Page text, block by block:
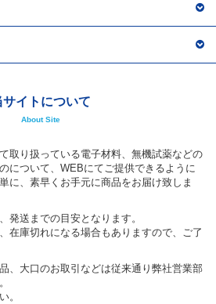
サイトについて
About Site
取り扱っている電子材料、無機試薬などの
について、WEBにてご提供できるように
に、素早くお手元に商品をお届け致しま
発送までの目安となります。
在庫切れになる場合もありますので、ご了
、大口のお取引などは従来通り弊社営業部
。